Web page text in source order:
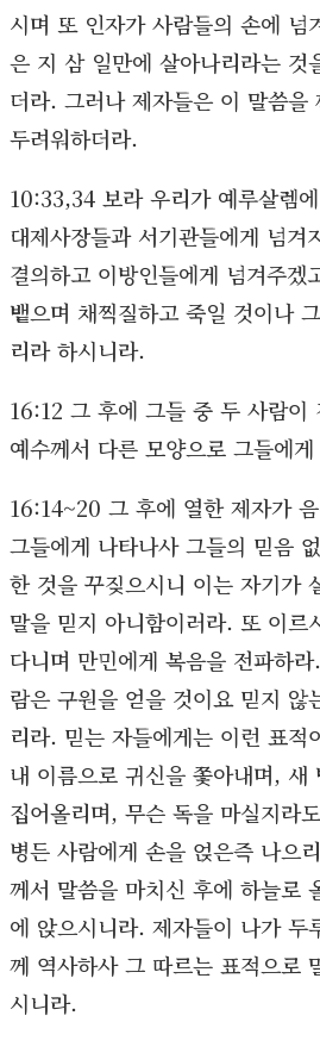
시며 또 인자가 사람들의 손에 넘
은 지 삼 일만에 살아나리라는 것
더라. 그러나 제자들은 이 말씀을
두려워하더라.
10:33,34 보라 우리가 예루살렘
대제사장들과 서기관들에게 넘겨
결의하고 이방인들에게 넘겨주겠
뱉으며 채찍질하고 죽일 것이나
리라 하시니라.
16:12 그 후에 그들 중 두 사람이
예수께서 다른 모양으로 그들에
16:14~20 그 후에 열한 제자가
그들에게 나타나사 그들의 믿음
한 것을 꾸짖으시니 이는 자기가
말을 믿지 아니함이러라. 또 이르
다니며 만민에게 복음을 전파하
람은 구원을 얻을 것이요 믿지 않
리라. 믿는 자들에게는 이런 표적
내 이름으로 귀신을 쫓아내며, 새
집어올리며, 무슨 독을 마실지라
병든 사람에게 손을 얹은즉 나으
께서 말씀을 마치신 후에 하늘로
에 앉으시니라. 제자들이 나가 두
께 역사하사 그 따르는 표적으로
시니라.